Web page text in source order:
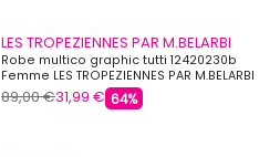
LES TROPEZIENNES PAR M.BELARBI
Robe multico graphic tutti 12420230b
Femme LES TROPEZIENNES PAR M.BELARBI
89,00 €31,99 € 64%